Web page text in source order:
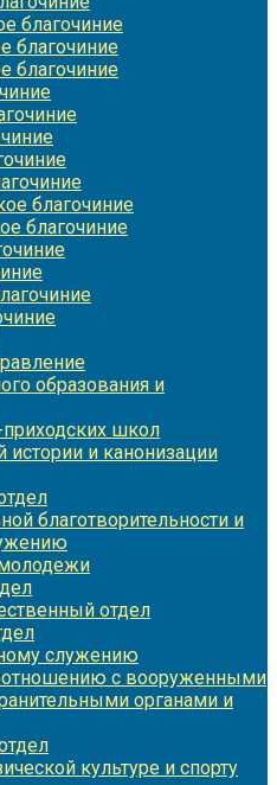
благочиние
благочиние
благочиние
благочиние
благочиние
образования и
школ
истории и канонизации
благотворительности и
отдел
служению
с вооруженными
органами и
культуре и спорту